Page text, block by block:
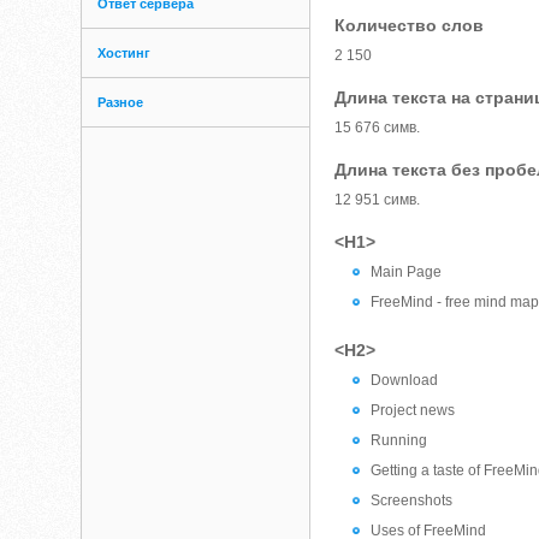
Ответ сервера
Хостинг
Разное
Количество слов
2 150
Длина текста на
15 676 симв.
Длина текста без
12 951 симв.
<H1>
Main Page
FreeMind - free mind
<H2>
Download
Project news
Running
Getting a taste of
Screenshots
Uses of FreeMind